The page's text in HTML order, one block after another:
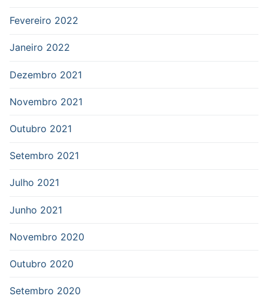
Fevereiro 2022
Janeiro 2022
Dezembro 2021
Novembro 2021
Outubro 2021
Setembro 2021
Julho 2021
Junho 2021
Novembro 2020
Outubro 2020
Setembro 2020